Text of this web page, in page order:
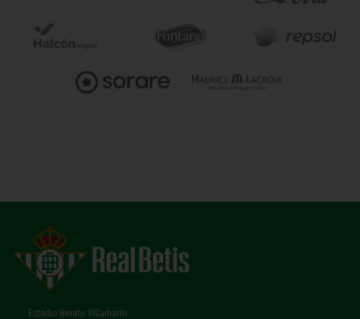
Estadio Benito Villamarín